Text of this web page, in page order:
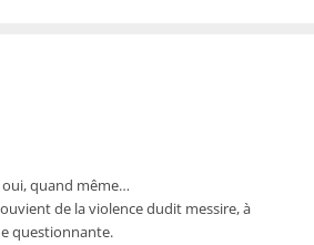
oui, quand même…
de la violence dudit messire, à
questionnante.